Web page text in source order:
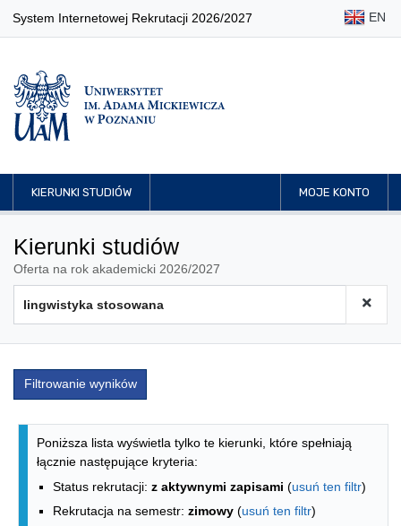
System Internetowej Rekrutacji 2026/2027 EN
KIERUNKI STUDIÓW MOJE KONTO
Kierunki studiów
Oferta na rok akademicki 2026/2027
Filtrowanie wyników
Lista kierunków - spis według
Poniższa lista wyświetla tylko te kierunki, które spełniają
łącznie następujące kryteria:
Status rekrutacji: z aktywnymi zapisami (usuń ten filtr)
Rekrutacja na semestr: zimowy (usuń ten filtr)